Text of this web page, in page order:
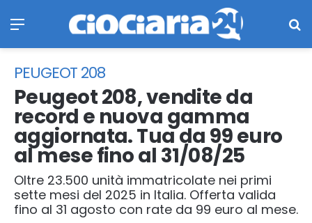
PEUGEOT 208
Peugeot 208, vendite da
record e nuova gamma
aggiornata. Tua da 99 euro
al mese fino al 31/08/25
Oltre 23.500 unità immatricolate nei primi
sette mesi del 2025 in Italia. Offerta valida
fino al 31 agosto con rate da 99 euro al mese.